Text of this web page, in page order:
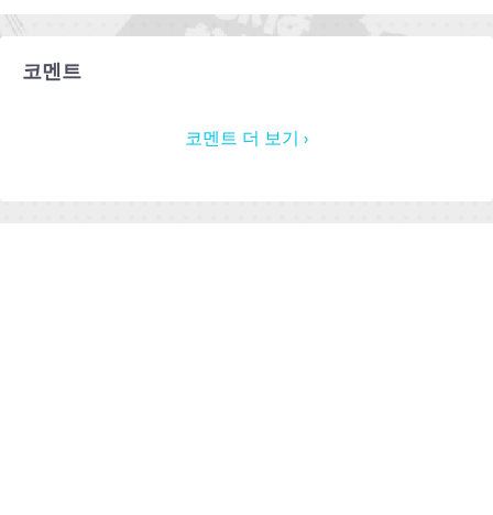
코멘트
코멘트 더 보기 ›